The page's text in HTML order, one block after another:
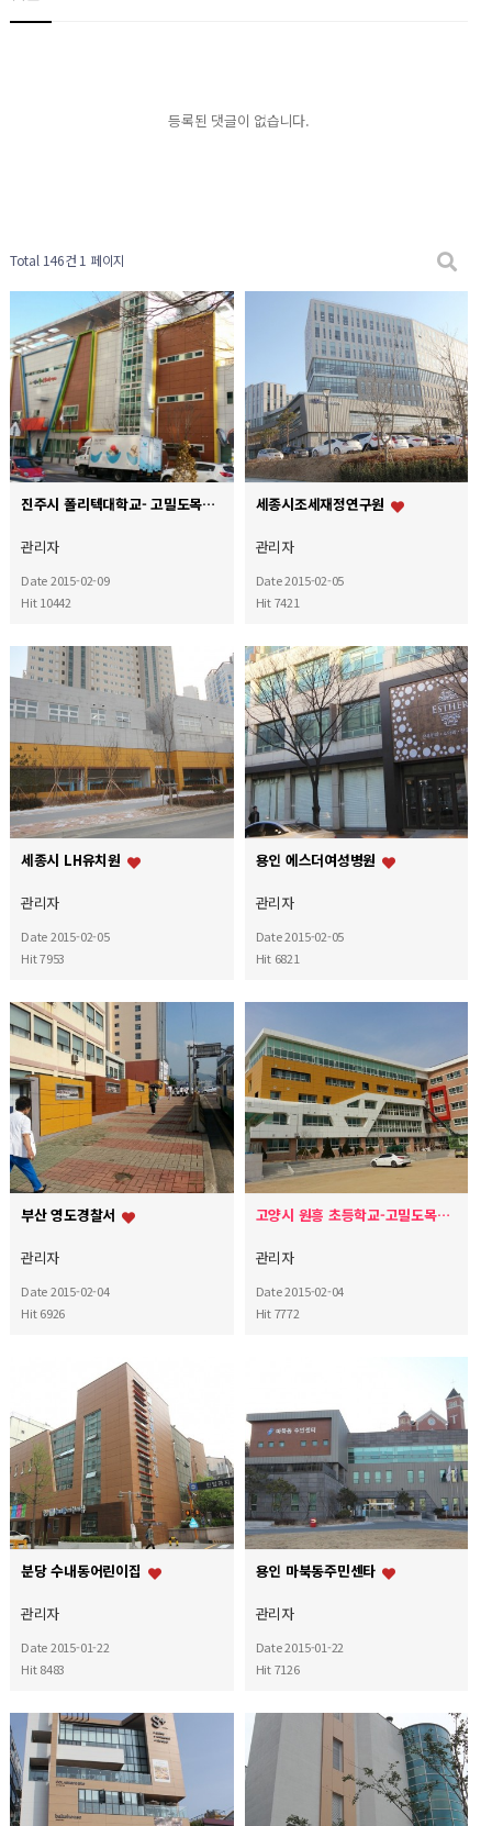
등록된 댓글이 없습니다.
Total 146건 1 페이지
진주시 폴리텍대학교- 고밀도목재판넬
관리자
Date 2015-02-09
Hit 10442
세종시조세재정연구원
관리자
Date 2015-02-05
Hit 7421
세종시 LH유치원
관리자
Date 2015-02-05
Hit 7953
용인 에스더여성병원
관리자
Date 2015-02-05
Hit 6821
부산 영도경찰서
관리자
Date 2015-02-04
Hit 6926
고양시 원흥 초등학교-고밀도목재판넬로 공사하다
관리자
Date 2015-02-04
Hit 7772
분당 수내동어린이집
관리자
Date 2015-01-22
Hit 8483
용인 마북동주민센타
관리자
Date 2015-01-22
Hit 7126